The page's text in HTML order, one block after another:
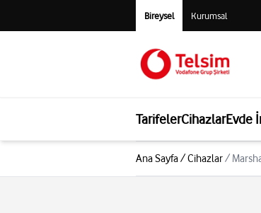
Bireysel Kurumsal
TarifelerCihazlarEvde
Ana Sayfa/Cihazlar/